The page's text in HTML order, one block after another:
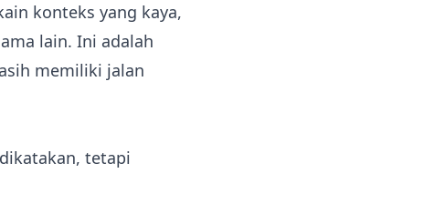
konteks yang kaya,
lain. Ini adalah
memiliki jalan
tetapi